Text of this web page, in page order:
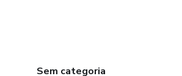
Sem categoria